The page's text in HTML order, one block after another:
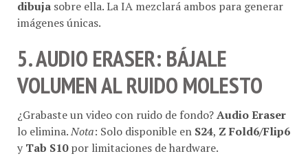
imágenes únicas.
5. AUDIO ERASER: BÁJALE
VOLUMENAL RUIDO MOLESTO
¿Grabaste un video con ruido de fondo? Audio Eraser
lo elimina. Nota: Solo disponible en S24 Z Fold6/Flip6
y Tab S10por limitaciones de hardware.